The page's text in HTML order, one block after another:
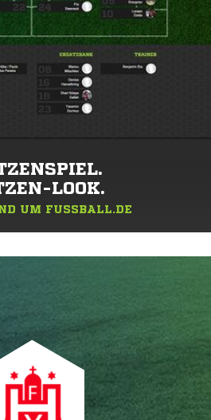
LOOK.
UM FUSSBALL.DE